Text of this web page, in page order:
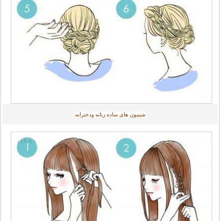
شینیون های ساده زنانه ودخترانه